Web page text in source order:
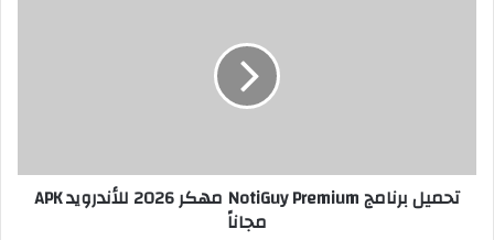
تحميل برنامج NotiGuy Premium مهكر 2026 للأندرويد APK
مجاناً